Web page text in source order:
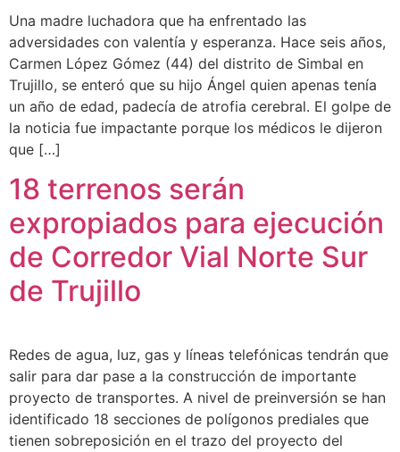
Una madre luchadora que ha enfrentado las
adversidades con valentía y esperanza. Hace seis años,
Carmen López Gómez (44) del distrito de Simbal en
Trujillo, se enteró que su hijo Ángel quien apenas tenía
un año de edad, padecía de atrofia cerebral. El golpe de
la noticia fue impactante porque los médicos le dijeron
que […]
18 terrenos serán
expropiados para ejecución
de Corredor Vial Norte Sur
de Trujillo
Redes de agua, luz, gas y líneas telefónicas tendrán que
salir para dar pase a la construcción de importante
proyecto de transportes. A nivel de preinversión se han
identificado 18 secciones de polígonos prediales que
tienen sobreposición en el trazo del proyecto del